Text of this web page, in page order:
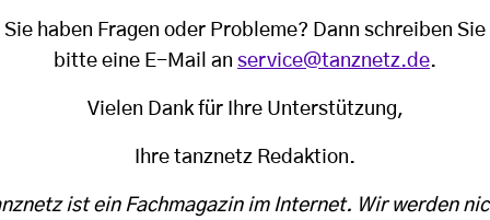
Sie haben Fragen oder Probleme? Dann schreiben Sie
bitte eine E-Mail an service@tanznetz.de.
Vielen Dank für Ihre Unterstützung,
Ihre tanznetz Redaktion.
ist ein Fachmagazin im Internet. Wir werden